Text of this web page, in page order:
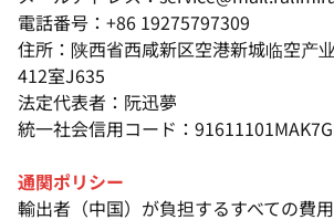
電話番号：+86 19275797309
住所：陕西省西咸新区空港新城临空产
412室J635
法定代表者：阮迅夢
統一社会信用コード：
通関ポリシー
輸出者（中国）が負担するすべての費